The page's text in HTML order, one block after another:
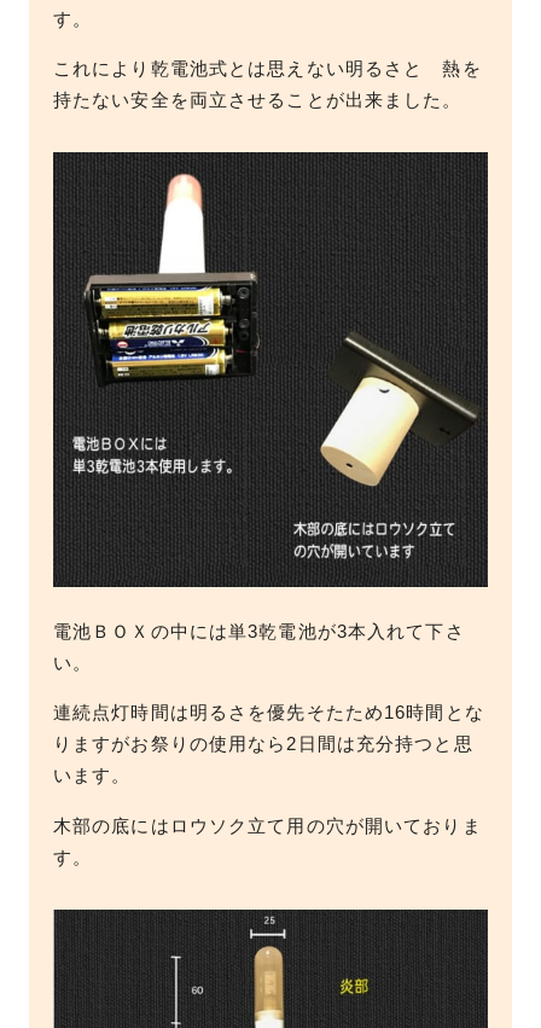
す。
これにより乾電池式とは思えない明るさと 熱を
持たない安全を両立させることが出来ました。
電池ＢＯＸの中には単3乾電池が3本入れて下さ
い。
連続点灯時間は明るさを優先そたため16時間とな
りますがお祭りの使用なら2日間は充分持つと思
います。
木部の底にはロウソク立て用の穴が開いておりま
す。